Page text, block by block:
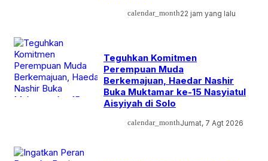
calendar_month22 jam yang lalu
Teguhkan Komitmen
Perempuan Muda
Berkemajuan, Haedar Nashir
Buka Muktamar ke-15 Nasyiatul
Aisyiyah di Solo
calendar_monthJumat, 7 Agt 2026